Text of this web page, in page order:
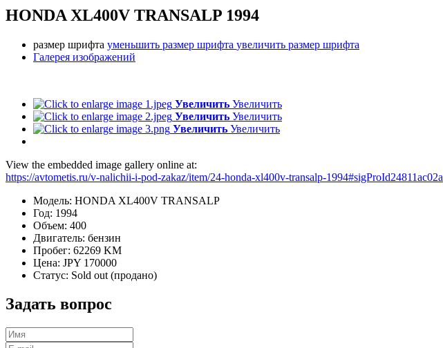
HONDA XL400V TRANSALP 1994
размер шрифта уменьшить размер шрифта увеличить размер шрифта
Галерея изображений
Увеличить Увеличить
Увеличить Увеличить
Увеличить Увеличить
View the embedded image gallery online at:
https://avtometis.ru/v-nalichii-i-pod-zakaz/item/24-honda-xl400v-transalp-1994#sigProId24811ac02a
Модель: HONDA XL400V TRANSALP
Год: 1994
Объем: 400
Двигатель: бензин
Пробег: 62269 KM
Цена: JPY 170000
Статус: Sold out (продано)
Задать вопрос